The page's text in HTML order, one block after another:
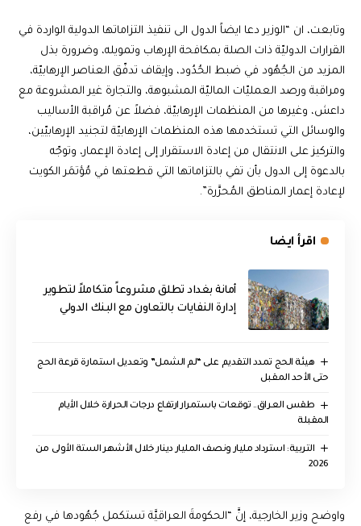
وتابعت، ان “الوزير دعا ايضاً الدول الى تنفيذ التزاماتها الدولية الواردة في
القرارات الدوليّة ذات الصلة بمكافحة الإرهاب وتمويله، وضرورة بذل
المزيد من الجُهُود في ضبط الحُدُود، وإيقاف تدفّق العناصر الإرهابيّة،
ومراقبة ورصد العمليّات الماليّة المشبوهة، والتجارة غير المشروعة مع
داعش، وغيرها من المنظمات الإرهابيّة، فضلاً عن مُراقبة الأساليب
والوسائل التي تستخدمها هذه المنظمات الإرهابيّة لتجنيد الإرهابيّين،
والتركيز على الانتقال من إعادة الاستقرار إلى إعادة الإعمار، وتوجّه
بالدعوة إلى الدول بأن تفي بالتزاماتها التي قطعتها في مُؤتمَر الكويت
لإعادة إعمار المناطق المُحرَّرة”.
اقرأ ايضا
أمانة بغداد تطلق مشروعاً متكاملاً لتطوير
إدارة النفايات بالتعاون مع البنك الدولي
هيئة الحج تمدد التقديم على “لم الشمل” وتعديل استمارة قرعة الحج
حتى الأحد المقبل
طقس العراق.. توقعات باستمرار ارتفاع درجات الحرارة خلال الأيام
المقبلة
التربية: استرداد مليار ونصف المليار دينار خلال الأشهر الستة الأولى من
2026
واوضح وزير الخارجية، إنَّ “الحكومةَ العراقيَّة تستكمل جُهُودها في رفع